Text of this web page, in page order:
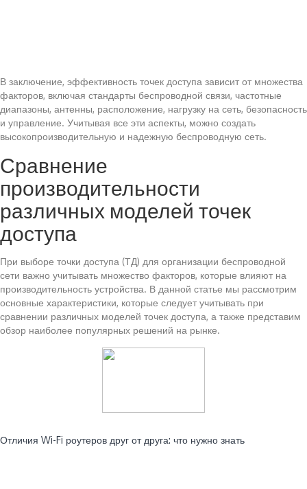
В заключение, эффективность точек доступа зависит от множества
факторов, включая стандарты беспроводной связи, частотные
диапазоны, антенны, расположение, нагрузку на сеть, безопасность
и управление. Учитывая все эти аспекты, можно создать
высокопроизводительную и надежную беспроводную сеть.
Сравнение
производительности
различных моделей точек
доступа
При выборе точки доступа (ТД) для организации беспроводной
сети важно учитывать множество факторов, которые влияют на
производительность устройства. В данной статье мы рассмотрим
основные характеристики, которые следует учитывать при
сравнении различных моделей точек доступа, а также представим
обзор наиболее популярных решений на рынке.
Отличия Wi-Fi роутеров друг от друга: что нужно знать